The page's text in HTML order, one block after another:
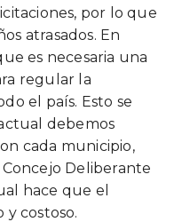
por lo que
atrasados. En
es necesaria una
regular la
el país. Esto se
debemos
cada municipio,
Deliberante
hace que el
y costoso.